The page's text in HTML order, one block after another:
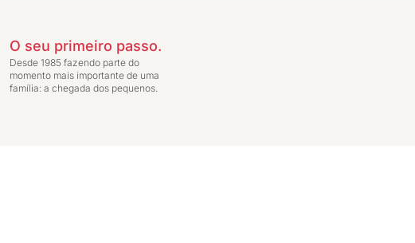
O seu primeiro passo.
Desde 1985 fazendo parte do
momento mais importante de uma
família: a chegada dos pequenos.